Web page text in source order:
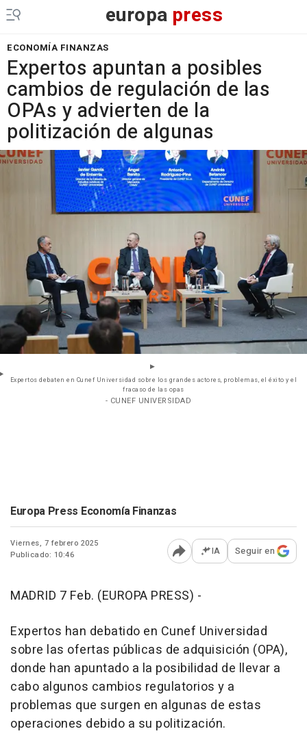
europa press
ECONOMÍA FINANZAS
Expertos apuntan a posibles
cambios de regulación de las
OPAs y advierten de la
politización de algunas
Expertos debaten en Cunef Universidad sobre los grandes actores, problemas, el éxito y el
fracaso de las opas
- CUNEF UNIVERSIDAD
Europa Press Economía Finanzas
Viernes, 7 febrero 2025
Publicado: 10:46
Abrir opciones para
IA Seguir en
MADRID 7 Feb. (EUROPA PRESS) -
Expertos han debatido en Cunef Universidad
sobre las ofertas públicas de adquisición (OPA),
donde han apuntado a la posibilidad de llevar a
cabo algunos cambios regulatorios y a
problemas que surgen en algunas de estas
operaciones debido a su politización.